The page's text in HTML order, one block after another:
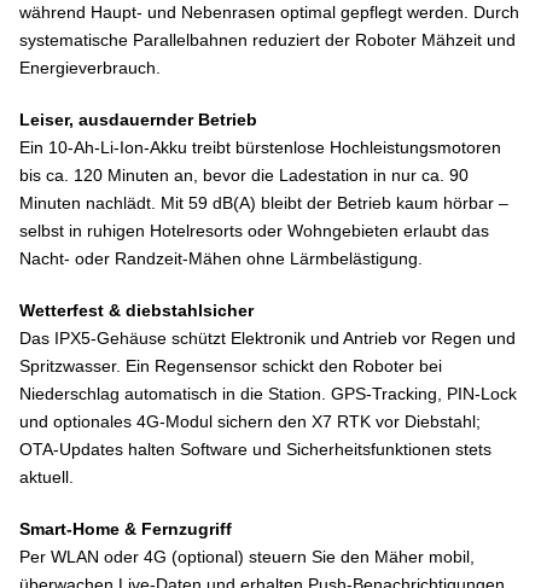
während Haupt- und Nebenrasen optimal gepflegt werden. Durch
systematische Parallelbahnen reduziert der Roboter Mähzeit und
Energieverbrauch.
Leiser, ausdauernder Betrieb
Ein 10-Ah-Li-Ion-Akku treibt bürstenlose Hochleistungsmotoren
bis ca. 120 Minuten an, bevor die Ladestation in nur ca. 90
Minuten nachlädt. Mit 59 dB(A) bleibt der Betrieb kaum hörbar –
selbst in ruhigen Hotelresorts oder Wohngebieten erlaubt das
Nacht- oder Randzeit-Mähen ohne Lärmbelästigung.
Wetterfest & diebstahlsicher
Das IPX5-Gehäuse schützt Elektronik und Antrieb vor Regen und
Spritzwasser. Ein Regensensor schickt den Roboter bei
Niederschlag automatisch in die Station. GPS-Tracking, PIN-Lock
und optionales 4G-Modul sichern den X7 RTK vor Diebstahl;
OTA-Updates halten Software und Sicherheitsfunktionen stets
aktuell.
Smart-Home & Fernzugriff
Per WLAN oder 4G (optional) steuern Sie den Mäher mobil,
überwachen Live-Daten und erhalten Push-Benachrichtigungen.